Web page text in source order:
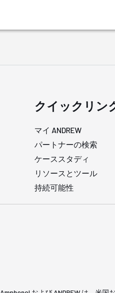
クイックリン
マイ ANDREW
パートナーの検索
ケーススタディ
リソースとツール
持続可能性